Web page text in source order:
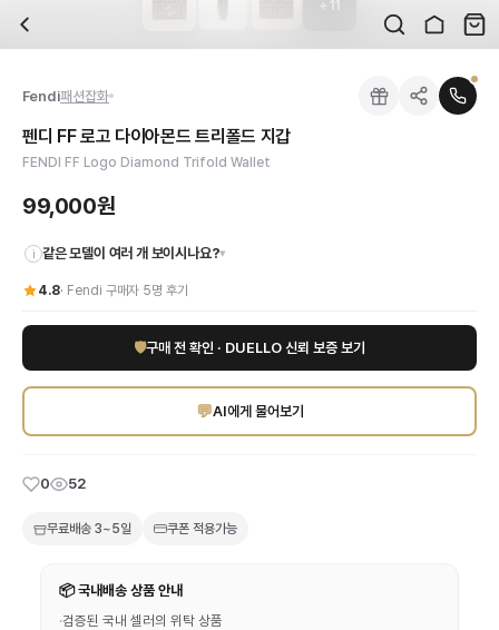
배송은 얼마나 걸리나요?
전문 스태프가 실물 상품을 직접 확인한 후 검수 사진을 제공합니다. 가죽 재질,
교환이나 반품이 가능한가요?
수령 후 7일 이내 신청하시면 상품 하자, 사이즈 불일치, 고객 변심 모두 교환·반
쿠폰과 적립금을 함께 사용할 수 있나요?
네, 쿠폰과 적립금을 결제 시 함께 사용하실 수 있습니다. 적립금은 1,000원 이상
브랜드:
색상:브라운
가격:99,000원
모던한 여성들을 위한 펜디 FF 로고 다이아몬드 트리폴드 지갑을 만나보세요. 시
펜디 FF 로고 다이아몬드 트리폴드 지갑
11
Fendi패션잡화
펜디 FF 로고 다이아몬드 트리폴드 지갑
FENDI FF Logo Diamond Trifold Wallet
99,000원
i 같은 모델이 여러 개 보이시나요?▾
4.8· Fendi 구매자 5명 후기
🛡구매 전 확인 · DUELLO 신뢰 보증 보기
💬AI에게 물어보기
0 52
무료배송 3~5일 쿠폰 적용가능
📦 국내배송 상품 안내
·검증된 국내 셀러의 위탁 상품